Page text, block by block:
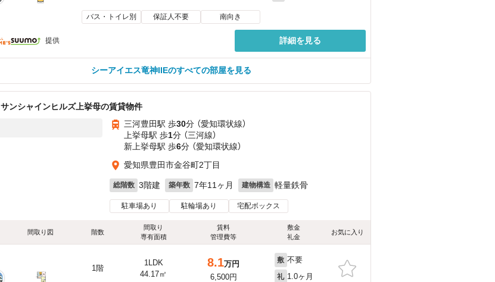
バス・トイレ別 保証人不要 南向き
提供 詳細を見る
シーアイエス竜神IIEのすべての部屋を見る
サンシャインヒルズ上挙母の賃貸物件
三河豊田駅 歩30分 （愛知環状線）
上挙母駅 歩1分 （三河線）
新上挙母駅 歩6分 （愛知環状線）
愛知県豊田市金谷町2丁目
総階数 3階建 築年数 7年11ヶ月 建物構造 軽量鉄骨
駐車場あり 駐輪場あり 宅配ボックス
間取り図 階数
間取り
専有面積
賃料
管理費等
敷金
礼金
お気に入り
1階
1LDK
44.17㎡
8.1万円
6,500円
敷 不要
礼 1.0ヶ月